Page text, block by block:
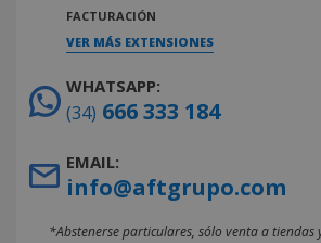
FACTURACIÓN
VER MÁS EXTENSIONES
WHATSAPP:
(34) 666 333 184
EMAIL:
info@aftgrupo.com
*Abstenerse particulares, sólo venta a tiendas